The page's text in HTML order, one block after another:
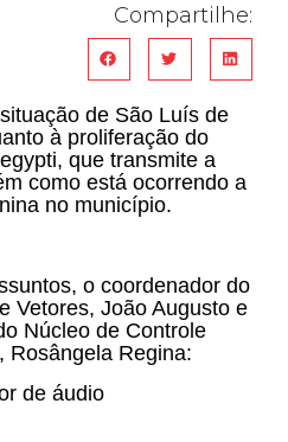
Compartilhe:
de São Luís de
à proliferação do
que transmite a
como está ocorrendo a
no município.
o coordenador do
Vetores, João Augusto e
Núcleo de Controle
Rosângela Regina:
de áudio